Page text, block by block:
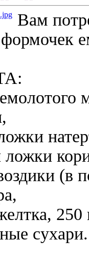
Вам
ложки
(в
250
сухари.